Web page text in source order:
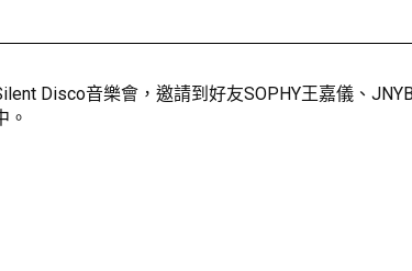
Disco音樂會，邀請到好友SOPHY王嘉儀、
。